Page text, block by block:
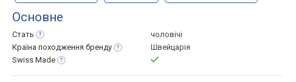
Основне
Стать
чоловічі
Країна походження бренду
Швейцарія
Swiss Made